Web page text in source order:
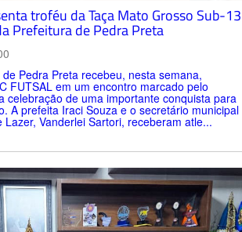
troféu da Taça Mato Grosso Sub-13
Prefeitura de Pedra Preta
Pedra Preta recebeu, nesta semana,
FUTSAL em um encontro marcado pelo
celebração de uma importante conquista para
A prefeita Iraci Souza e o secretário municipal
Vanderlei Sartori, receberam atle...